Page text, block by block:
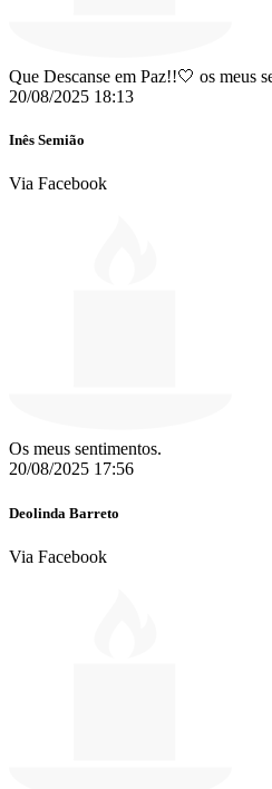
Que Descanse em Paz!!🤍 os meus
20/08/2025 18:13
Inês Semião
Via Facebook
Os meus sentimentos.
20/08/2025 17:56
Deolinda Barreto
Via Facebook